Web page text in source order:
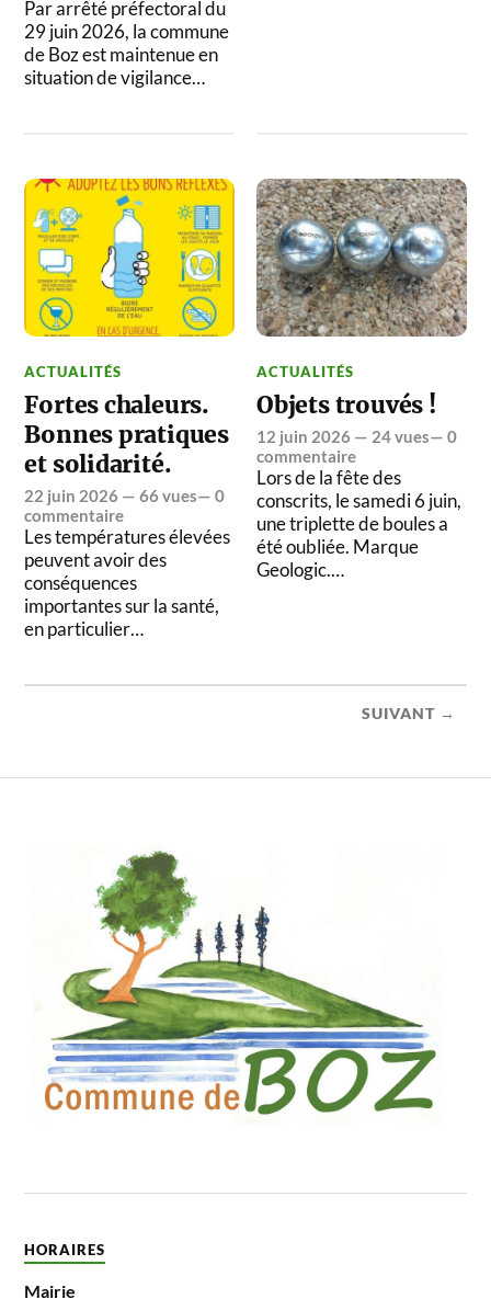
Par arrêté préfectoral du
29 juin 2026, la commune
de Boz est maintenue en
situation de vigilance…
ACTUALITÉS
Fortes chaleurs.
Bonnes pratiques
et solidarité.
22 juin 2026 — 66 vues—0
commentaire
Les températures élevées
peuvent avoir des
conséquences
importantes sur la santé,
en particulier…
ACTUALITÉS
Objets trouvés !
12 juin 2026 — 24 vues—0
commentaire
Lors de la fête des
conscrits, le samedi 6 juin,
une triplette de boules a
été oubliée. Marque
Geologic.…
SUIVANT →
HORAIRES
Mairie